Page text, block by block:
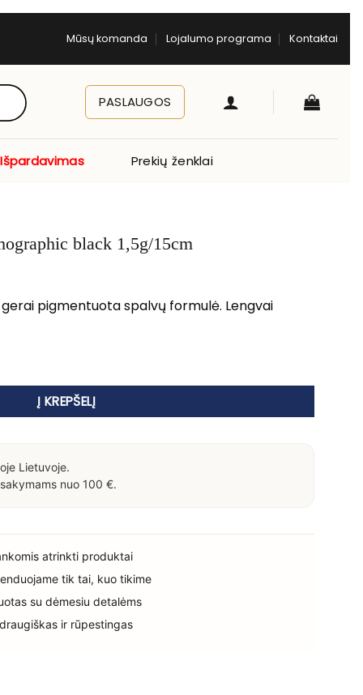
Mūsų komanda Lojalumo programa Kontaktai
PASLAUGOS
Išpardavimas Prekių ženklai
black 1,5g/15cm
pigmentuota spalvų formulė. Lengvai
Į KREPŠELĮ
Lietuvoje.
nuo 100 €.
atrinkti produktai
tik tai, kuo tikime
su dėmesiu detalėms
ir rūpestingas